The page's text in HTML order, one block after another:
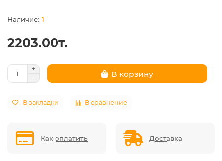
1
2203.00т.
В корзину
В закладки В сравнение
Как оплатить Доставка